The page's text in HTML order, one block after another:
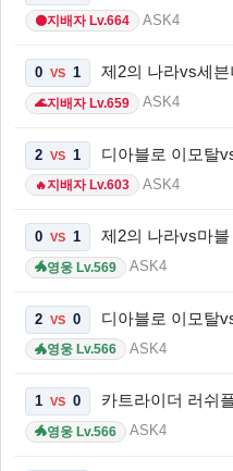
🌑지배자 Lv.664 ASK4
0 VS 1 제2의 나라vs세
🌊지배자 Lv.659 ASK4
2 VS 1 디아블로 이모탈
🔥지배자 Lv.603 ASK4
0 VS 1 제2의 나라vs마
🐲영웅 Lv.569 ASK4
2 VS 0 디아블로 이모탈
🐲영웅 Lv.566 ASK4
1 VS 0 카트라이더 러쉬
🐲영웅 Lv.566 ASK4